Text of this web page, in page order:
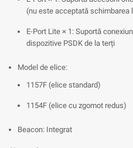
(nu este acceptată schimbarea
E-Port Lite × 1: Suportă
dispozitive PSDK de la terți
Model de elice:
1157F (elice standard)
1154F (elice cu zgomot redus)
Beacon: Integrat